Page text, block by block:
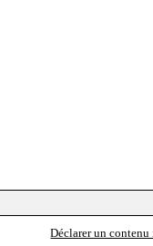
Déclarer un